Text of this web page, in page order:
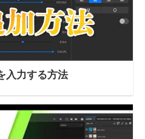
入力する方法